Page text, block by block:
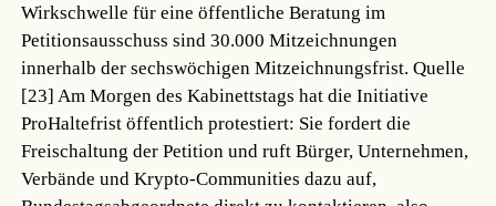
Wirkschwelle für eine öffentliche Beratung im
Petitionsausschuss sind 30.000 Mitzeichnungen
innerhalb der sechswöchigen Mitzeichnungsfrist.Quelle
[23] Am Morgen des Kabinettstags hat die Initiative
ProHaltefrist öffentlich protestiert: Sie fordert die
Freischaltung der Petition und ruft Bürger, Unternehmen,
Verbände und Krypto-Communities dazu auf,